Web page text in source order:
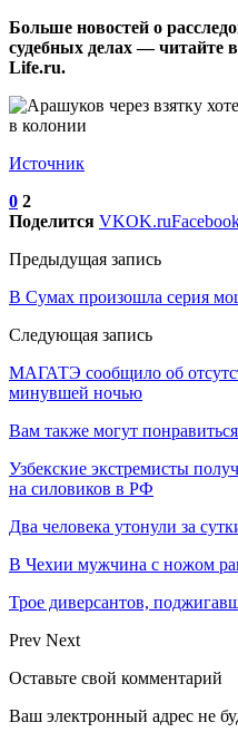
Больше новостей о
судебных делах — читайте
Life.ru.
Источник
0 2
Поделится VKOK.ru
Предыдущая запись
В Сумах произошла серия
Следующая запись
МАГАТЭ сообщило об
минувшей ночью
Вам также могут понравиться
Узбекские экстремисты
на силовиков в РФ
Два человека утонули за
В Чехии мужчина с ножом
Трое диверсантов,
Prev Next
Оставьте свой комментарий
Ваш электронный адрес не